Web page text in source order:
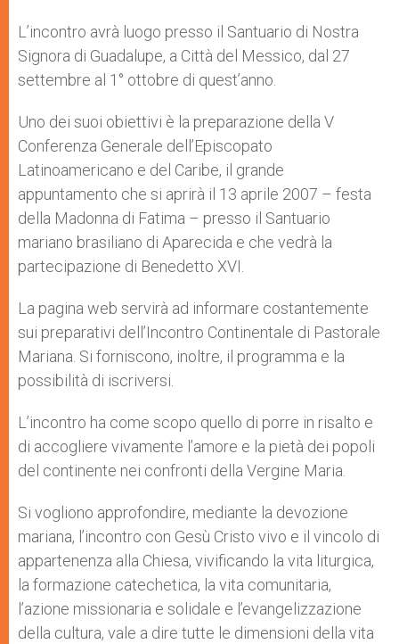
L’incontro avrà luogo presso il Santuario di Nostra
Signora di Guadalupe, a Città del Messico, dal 27
settembre al 1° ottobre di quest’anno.
Uno dei suoi obiettivi è la preparazione della V
Conferenza Generale dell’Episcopato
Latinoamericano e del Caribe, il grande
appuntamento che si aprirà il 13 aprile 2007 – festa
della Madonna di Fatima – presso il Santuario
mariano brasiliano di Aparecida e che vedrà la
partecipazione di Benedetto XVI.
La pagina web servirà ad informare costantemente
sui preparativi dell’Incontro Continentale di Pastorale
Mariana. Si forniscono, inoltre, il programma e la
possibilità di iscriversi.
L’incontro ha come scopo quello di porre in risalto e
di accogliere vivamente l’amore e la pietà dei popoli
del continente nei confronti della Vergine Maria.
Si vogliono approfondire, mediante la devozione
mariana, l’incontro con Gesù Cristo vivo e il vincolo di
appartenenza alla Chiesa, vivificando la vita liturgica,
la formazione catechetica, la vita comunitaria,
l’azione missionaria e solidale e l’evangelizzazione
della cultura, vale a dire tutte le dimensioni della vita